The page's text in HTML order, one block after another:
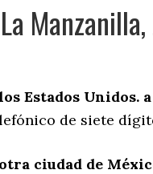
Manzanilla,
Estados Unidos.
de siete
ciudad de